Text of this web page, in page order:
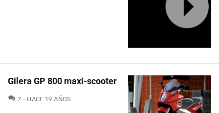
Gilera GP 800 maxi-scooter
2 COMENTARIOS
HACE 19 AÑOS